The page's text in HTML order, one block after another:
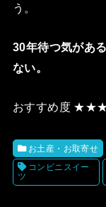
う。
30年待つ気があ
ない。
おすすめ度
お土産・お取寄せ
コンビニスイー
ツ